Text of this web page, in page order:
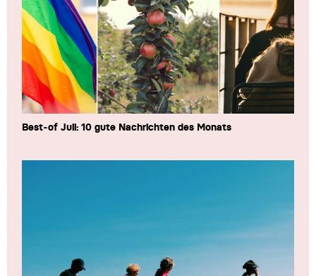
Best-of Juli: 10 gute Nachrichten des Monats